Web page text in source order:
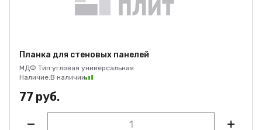
Планка для стеновых панелей
МДФ Тип:угловая универсальная
Наличие:В наличии
77 руб.